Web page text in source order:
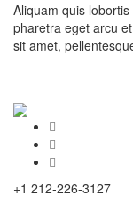
Aliquam quis
pharetra eget arcu
sit amet,
+1 212-226-3127